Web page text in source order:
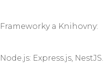
Frameworky a Knihovny:
Node.js: Express.js, NestJS.